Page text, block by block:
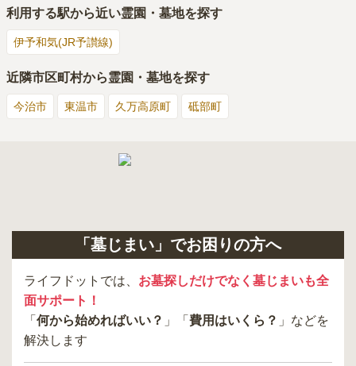
利用する駅から近い霊園・墓地を探す
伊予和気(JR予讃線)
近隣市区町村から霊園・墓地を探す
今治市 東温市 久万高原町 砥部町
「墓じまい」でお困りの方へ
ライフドットでは、 お墓探しだけでなく墓じまいも全
面サポート！
「 何から始めればいい？ 」「 費用はいくら？ 」などを
解決します